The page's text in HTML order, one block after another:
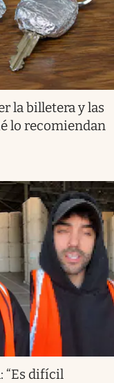
la billetera y las
lo recomiendan
“Es difícil